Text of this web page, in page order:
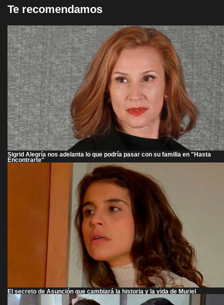
Te recomendamos
Sigrid Alegría nos adelanta lo que podría pasar con su familia en "Hasta
Encontrarte"
El secreto de Asunción que cambiará la historia y la vida de Muriel